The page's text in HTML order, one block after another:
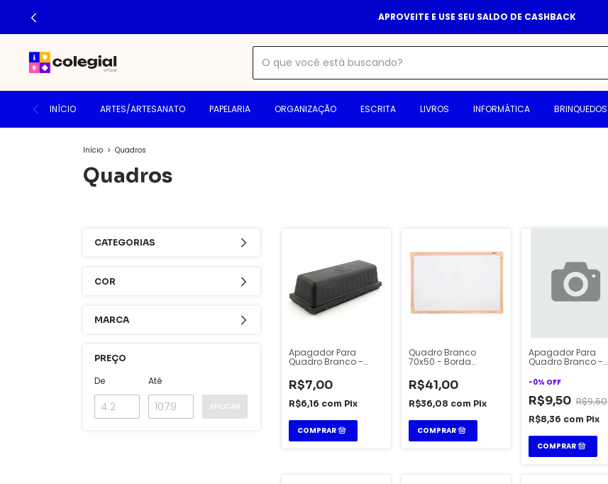
APROVEITE E USE SEU SALDO DE CASHBACK
INÍCIO ARTES/ARTESANATO PAPELARIA ORGANIZAÇÃO ESCRITA LIVROS INFORMÁTICA BRINQUEDOS
Início > Quadros
Quadros
CATEGORIAS
COR
MARCA
PREÇO
De Até
APLICAR
Apagador Para
Quadro Branco -
R$7,00
R$6,16 com Pix
Quadro Branco
70x50 - Borda
R$41,00
R$36,08 com Pix
Apagador Para
Quadro Branco -
-0% OFF
R$9,50 R$9,50
R$8,36 com Pix